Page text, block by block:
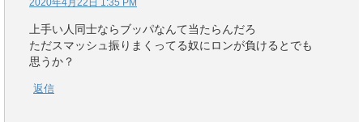
2020年4月22日 1:35 PM
上手い人同士ならブッパなんて当たらんだろ
ただスマッシュ振りまくってる奴にロンが負けるとでも
思うか？
返信